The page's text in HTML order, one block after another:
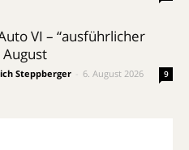
VI – “ausführlicher
August
Steppberger 6. August 2026 9